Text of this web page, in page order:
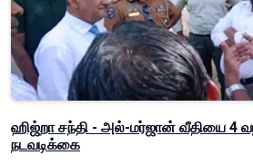
ஹிஜ்றா சந்தி - அல்-மர்ஜான் வீதியை 4
நடவடிக்கை